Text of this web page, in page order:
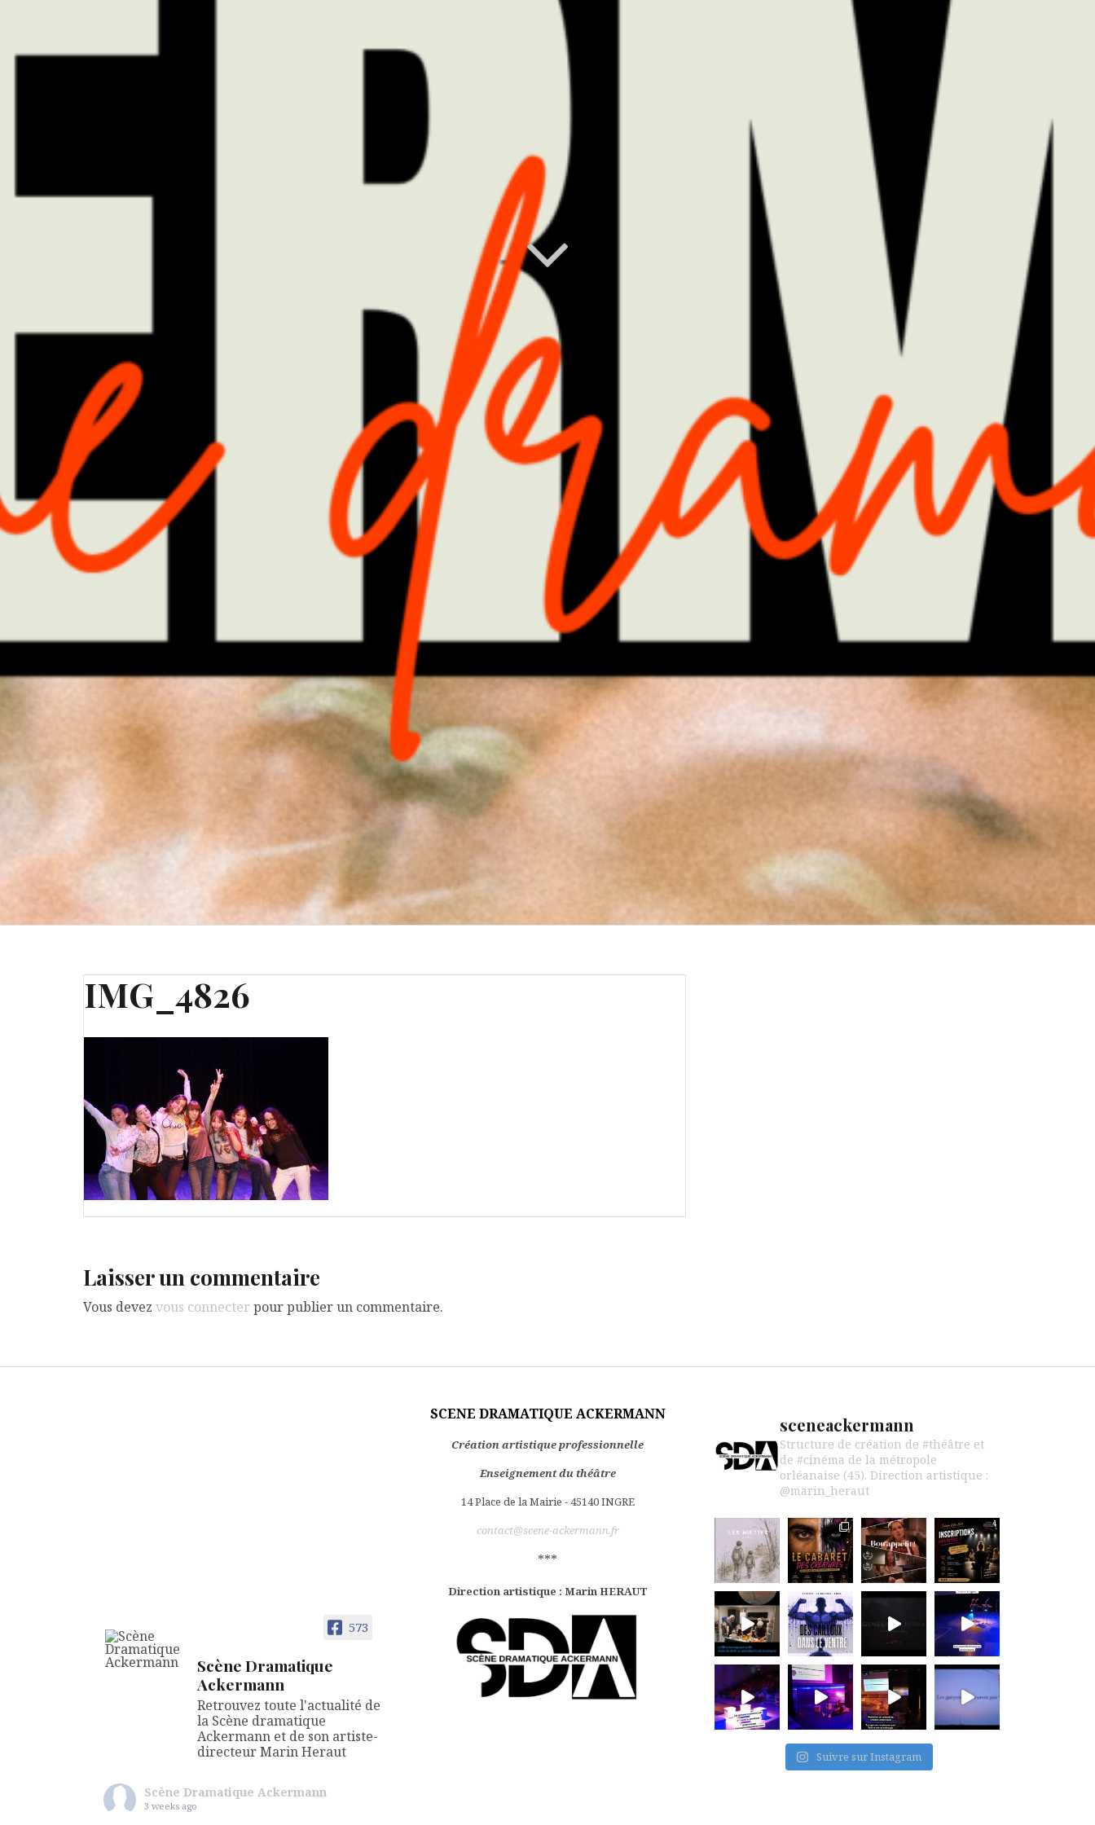
IMG_4826
Laisser un commentaire
Vous devez vous connecter pour publier un commentaire.
573
Scène Dramatique
Ackermann
Retrouvez toute l'actualité de
la Scène dramatique
Ackermann et de son artiste-
directeur Marin Heraut
Scène Dramatique Ackermann
3 weeks ago
SCENE DRAMATIQUE ACKERMANN
Création artistique professionnelle
Enseignement du théâtre
14 Place de la Mairie - 45140 INGRE
contact@scene-ackermann.fr
***
Direction artistique : Marin HERAUT
sceneackermann
Structure de création de #théâtre et
de #cinéma de la métropole
orléanaise (45). Direction artistique :
@marin_heraut
Suivre sur Instagram